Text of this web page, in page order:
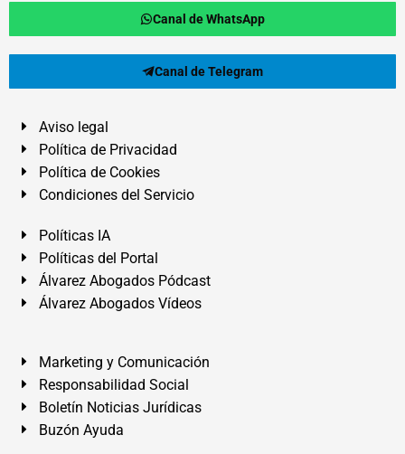
Canal de WhatsApp
Canal de Telegram
Aviso legal
Política de Privacidad
Política de Cookies
Condiciones del Servicio
Políticas IA
Políticas del Portal
Álvarez Abogados Pódcast
Álvarez Abogados Vídeos
Marketing y Comunicación
Responsabilidad Social
Boletín Noticias Jurídicas
Buzón Ayuda